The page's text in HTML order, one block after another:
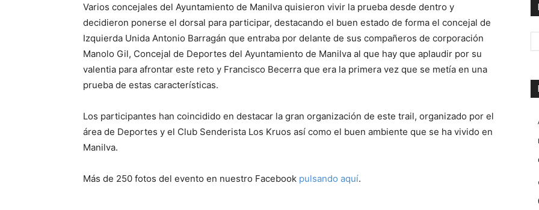
Varios concejales del Ayuntamiento de Manilva quisieron vivir la prueba desde dentro y
decidieron ponerse el dorsal para participar, destacando el buen estado de forma el concejal de
Izquierda Unida Antonio Barragán que entraba por delante de sus compañeros de corporación
Manolo Gil, Concejal de Deportes del Ayuntamiento de Manilva al que hay que aplaudir por su
valentia para afrontar este reto y Francisco Becerra que era la primera vez que se metía en una
prueba de estas características.
Los participantes han coincidido en destacar la gran organización de este trail, organizado por el
área de Deportes y el Club Senderista Los Kruos así como el buen ambiente que se ha vivido en
Manilva.
Más de 250 fotos del evento en nuestro Facebook pulsando aquí.